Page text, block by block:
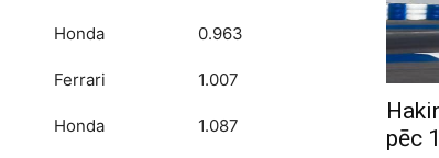
Honda 0.963
Ferrari 1.007
Honda 1.087
pēc